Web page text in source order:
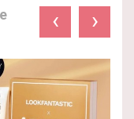
‹ ›